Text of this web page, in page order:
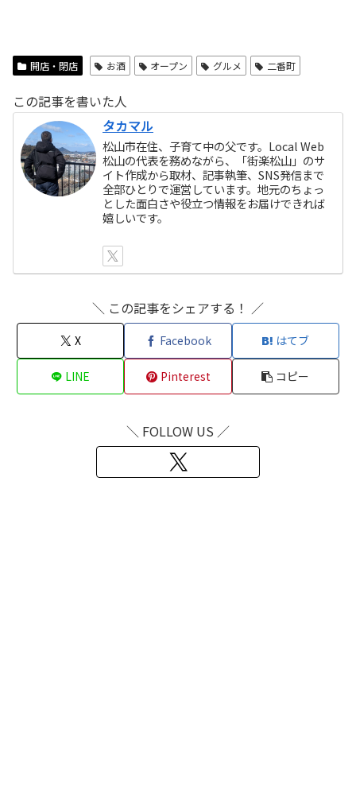
開店・閉店 お酒 オープン グルメ 二番町
この記事を書いた人
タカマル
松山市在住、子育て中の父です。Local Web
松山の代表を務めながら、「街楽松山」のサ
イト作成から取材、記事執筆、SNS発信まで
全部ひとりで運営しています。地元のちょっ
とした面白さや役立つ情報をお届けできれば
嬉しいです。
＼ この記事をシェアする！ ／
X Facebook はてブ
LINE Pinterest コピー
＼ FOLLOW US ／